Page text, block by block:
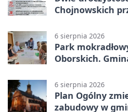
Chojnowskich
6 sierpnia 2026
Park
Oborskich.
6 sierpnia 2026
Plan Ogólny
zabudowy w